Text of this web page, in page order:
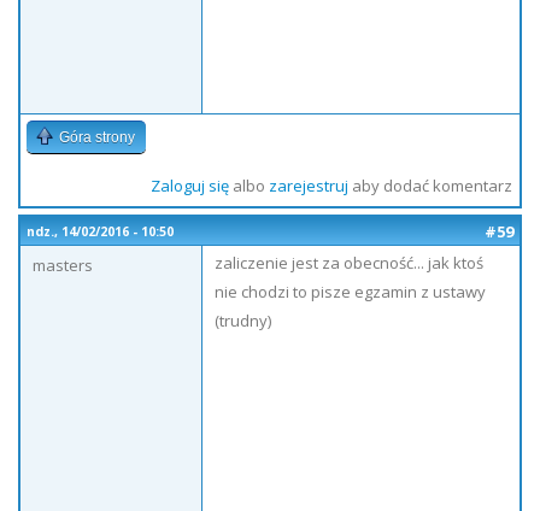
Góra strony
Zaloguj sięalbo zarejestruj aby dodać komentarz
ndz., 14/02/2016 - 10:50
#59
masters
zaliczenie jest za obecność... jak ktoś
nie chodzi to pisze egzamin z ustawy
(trudny)